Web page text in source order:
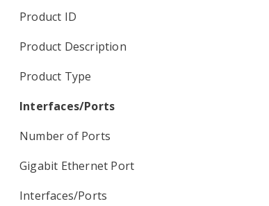
Product ID
Product Description
Product Type
Interfaces/Ports
Number of Ports
Gigabit Ethernet Port
Interfaces/Ports